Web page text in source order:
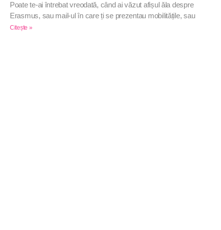
Poate te-ai întrebat vreodată, când ai văzut afișul ăla despre
Erasmus, sau mail-ul în care ți se prezentau mobilitățile, sau
Citește »